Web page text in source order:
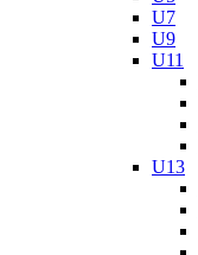
U7
U9
U11
U13